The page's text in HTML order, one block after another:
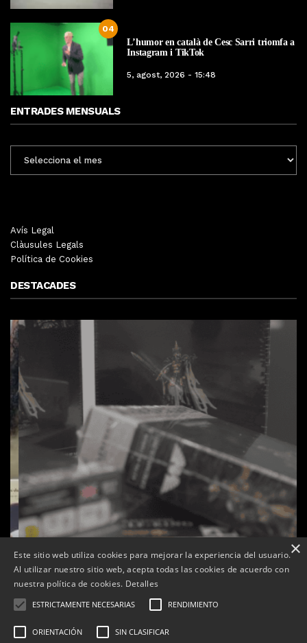
04
L’humor en català de Cesc Sarri triomfa a
Instagram i TikTok
5, agost, 2026 - 15:48
ENTRADES MENSUALS
MENSUALS
Avís Legal
Clàusules Legals
Política de Cookies
DESTACADES
La botiga L’K de Balaguer es converteix en nou punt
×
Este sitio web utiliza cookies para mejorar la experiencia del usuario.
Al utilizar nuestro sitio web, acepta todas las cookies de acuerdo con
nuestra política de cookies. Detalles
ESTRICTAMENTE NECESARIAS RENDIMIENTO
ORIENTACIÓN SIN CLASIFICAR